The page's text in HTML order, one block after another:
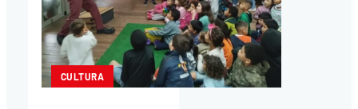
CULTURA